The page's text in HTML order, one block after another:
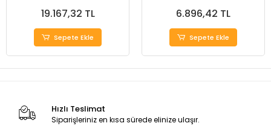
19.167,32 TL
Sepete Ekle
6.896,42 TL
Sepete Ekle
Hızlı Teslimat
Siparişleriniz en kısa sürede elinize ulaşır.